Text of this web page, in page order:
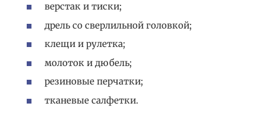
верстак и тиски;
дрель со сверлильной головкой;
клещи и рулетка;
молоток и дюбель;
резиновые перчатки;
тканевые салфетки.